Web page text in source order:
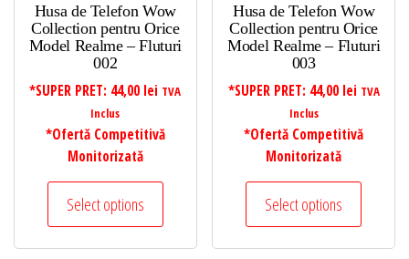
Husa de Telefon Wow
Collection pentru Orice
Model Realme – Fluturi
002
*SUPER PRET: 44,00 lei TVA
Inclus
*Ofertă Competitivă
Monitorizată
Select options
Husa de Telefon Wow
Collection pentru Orice
Model Realme – Fluturi
003
*SUPER PRET: 44,00 lei TVA
Inclus
*Ofertă Competitivă
Monitorizată
Select options